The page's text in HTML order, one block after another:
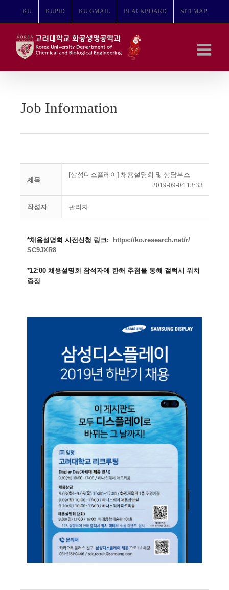
뛰
KU KUPID KU GMAIL BLACKBOARD SITEMAP
Job Information
제목
[삼성디스플레이] 채용설명회 및 상담부스
2019-09-04 13:33
작성자 관리자
*채용설명회 사전신청 링크:
https://ko.research.net/r/
SC9JXR8
*12:00 채용설명회 참석자에 한해 추첨을 통해 갤럭시 워치
증정